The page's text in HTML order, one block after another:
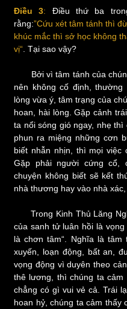
Điều 3: Điều thứ ba
rằng:”Cứu xét tâm tánh thì
khúc mắc thì sở học không
vị“ . Tại sao vậy?
Bởi vì tâm tánh của
nên không cố định, thường
lòng vừa ý, tâm trạng của
hoan, hài lòng. Gặp cảnh
ta nổi sóng gió ngay, nhẹ
phun ra miệng những cơn
biết nhẫn nhịn, thì mọi việc
Gặp phải người cứng cổ,
chuyện không biết sẽ kết
nhà thương hay vào nhà
Trong Kinh Thủ Lăng
của sanh tử luân hồi là
là chơn tâm“. Nghĩa là
xuyến, loạn động, bất an,
vọng động vì duyên theo
thê lương, thì chúng ta cảm
chẳng có gì vui vẻ cả. Trái
hoan hỷ, chúng ta cảm thấy